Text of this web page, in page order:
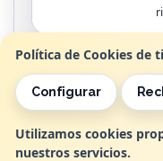
Política de Cookies de
Configurar
Utilizamos cookies
nuestros servicios.
de 9:00am -